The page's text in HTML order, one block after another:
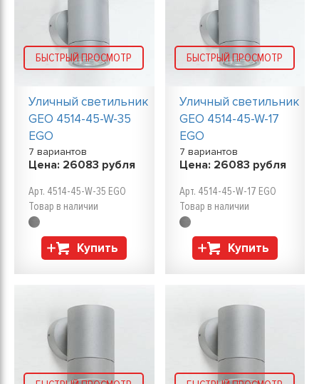
БЫСТРЫЙ ПРОСМОТР
Уличный светильник
GEO 4514-45-W-35
EGO
7 вариантов
Цена: 26083 рубля
Арт. 4514-45-W-35 EGO
Товар в наличии
Купить
БЫСТРЫЙ ПРОСМОТР
Уличный светильник
GEO 4514-45-W-17
EGO
7 вариантов
Цена: 26083 рубля
Арт. 4514-45-W-17 EGO
Товар в наличии
Купить